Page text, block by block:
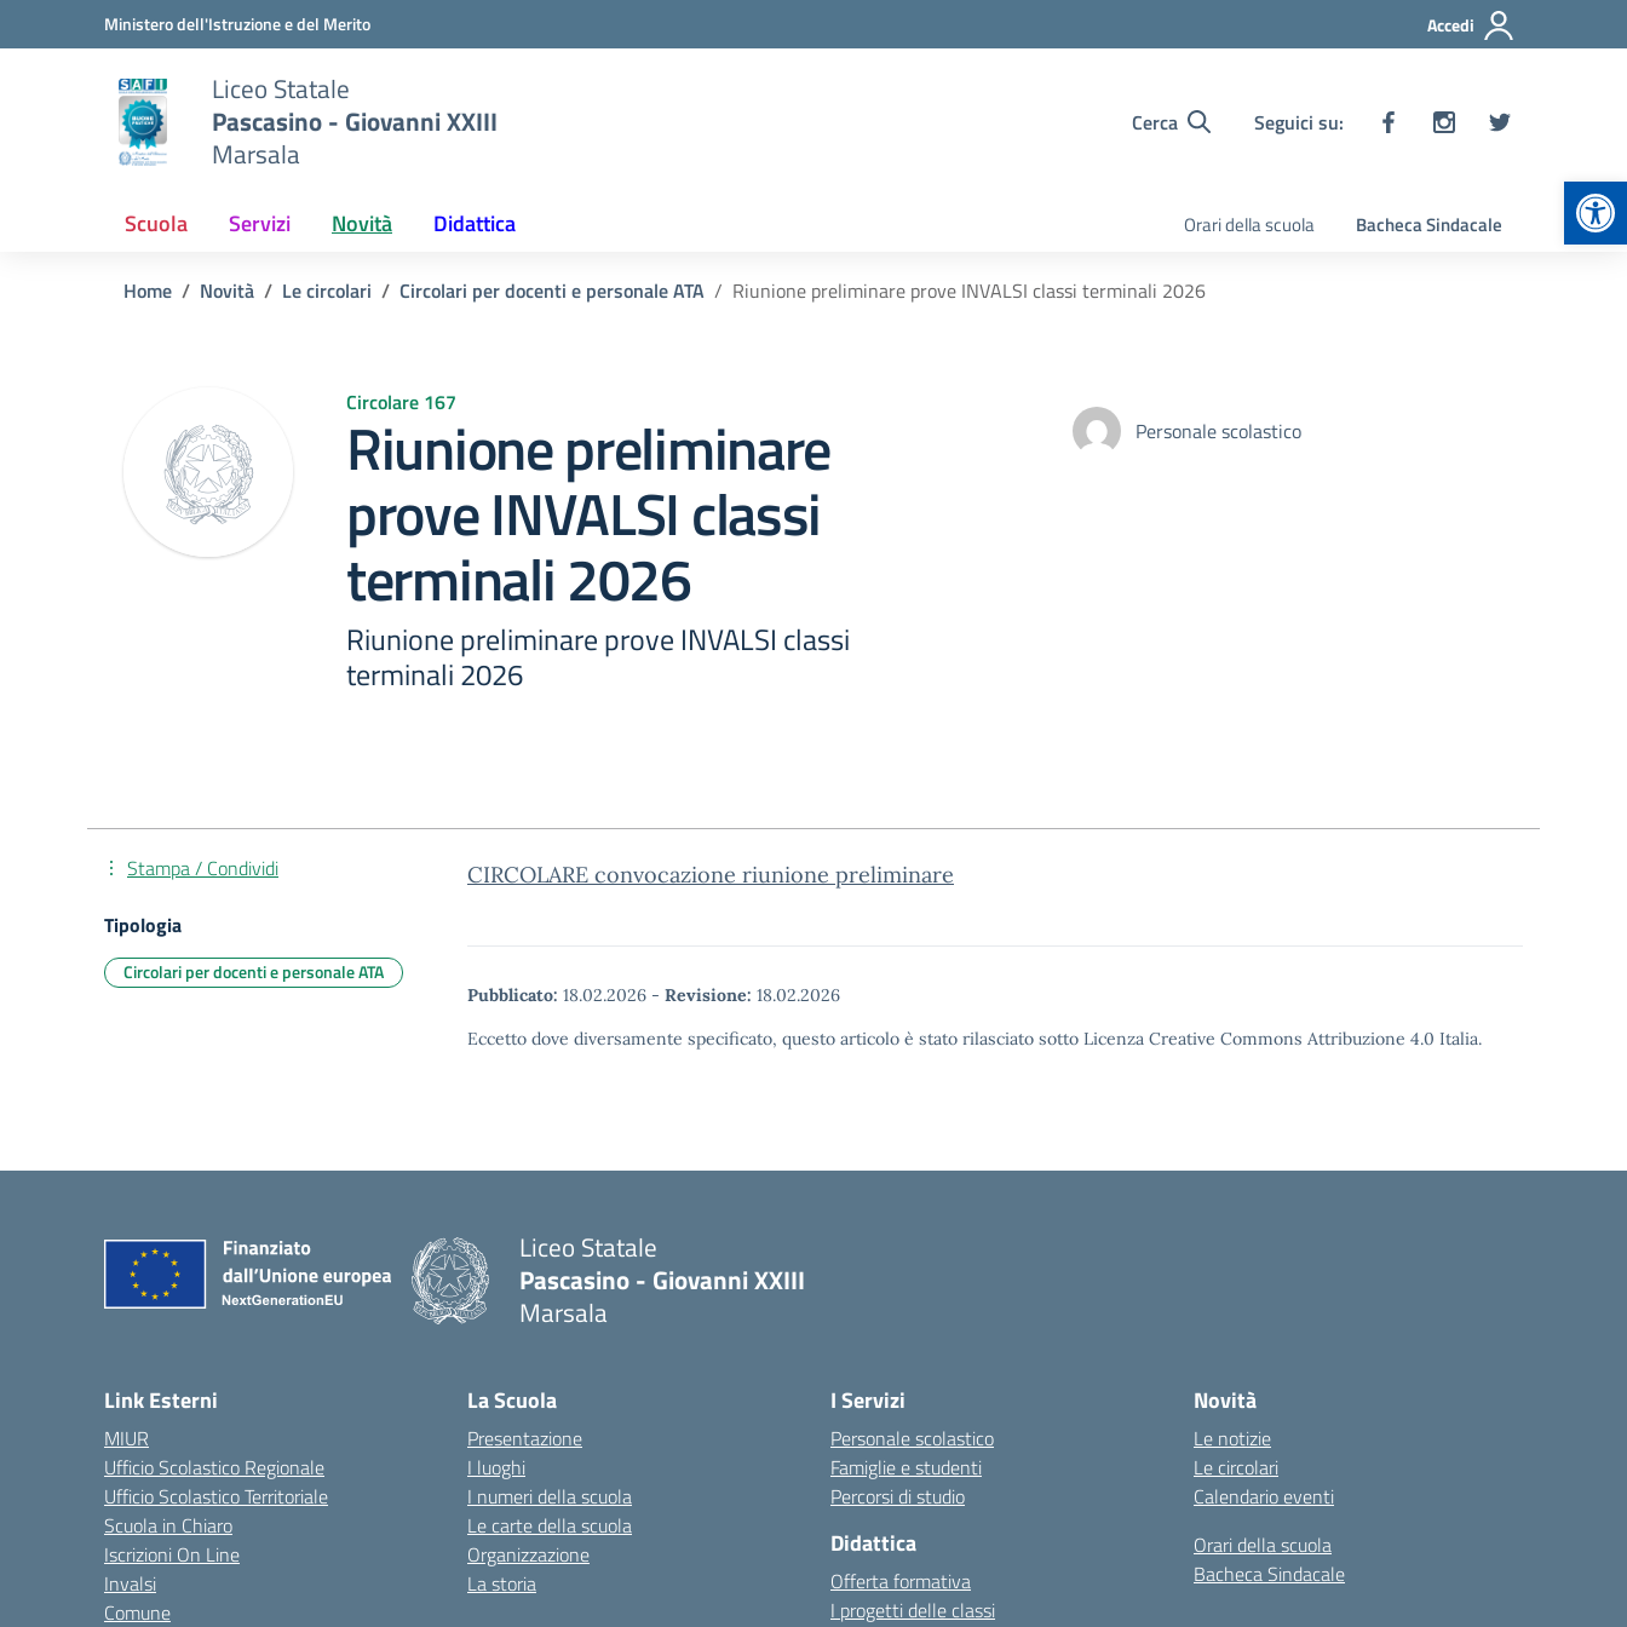
Vai ai contenuti
Vai al menu di navigazioneMinistero dell'Istruzione e del Merito Accedi
Liceo Statale
Pascasino - Giovanni XXIII
Marsala
Cerca Seguici su:
Scuola Servizi Novità Didattica Orari della scuola Bacheca Sindacale
Home Novità Le circolari Circolari per docenti e personale ATA Riunione preliminare prove INVALSI classi terminali 2026
Circolare 167
Riunione preliminare
prove INVALSI classi
terminali 2026
Riunione preliminare prove INVALSI classi
terminali 2026
Personale scolastico
CIRCOLARE convocazione riunione preliminare
Pubblicato: 18.02.2026 - Revisione: 18.02.2026
Eccetto dove diversamente specificato, questo articolo è stato rilasciato sotto Licenza Creative Commons Attribuzione 4.0 Italia.
Stampa / Condividi
Tipologia
Circolari per docenti e personale ATA
Liceo Statale
Pascasino - Giovanni XXIII
Marsala
Link Esterni
MIUR
Ufficio Scolastico Regionale
Ufficio Scolastico Territoriale
Scuola in Chiaro
Iscrizioni On Line
Invalsi
Comune
La Scuola
Presentazione
I luoghi
I numeri della scuola
Le carte della scuola
Organizzazione
La storia
I Servizi
Personale scolastico
Famiglie e studenti
Percorsi di studio
Didattica
Offerta formativa
I progetti delle classi
Novità
Le notizie
Le circolari
Calendario eventi
Orari della scuola
Bacheca Sindacale